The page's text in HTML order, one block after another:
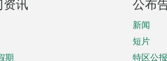
讯
期
公布
新闻
短片
特区公报